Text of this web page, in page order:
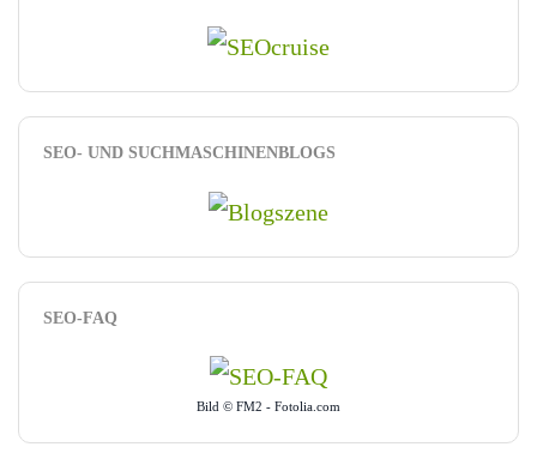
SEO- UND SUCHMASCHINENBLOGS
SEO-FAQ
Bild © FM2 - Fotolia.com